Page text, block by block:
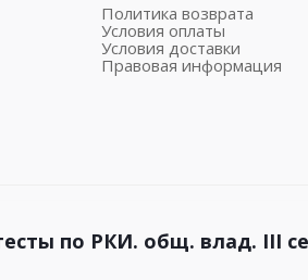
по РКИ. общ. влад. III
Политика возврата
Условия оплаты
Условия доставки
Правовая информация